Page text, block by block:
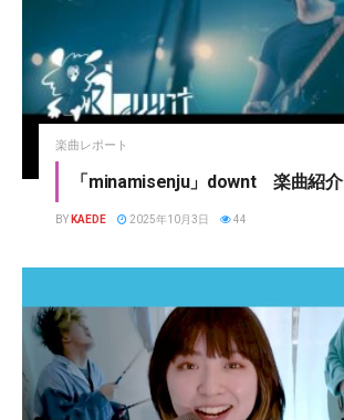
楽曲レポート
「minamisenju」downt 楽曲紹介
BY KAEDE 2025年10月3日 44